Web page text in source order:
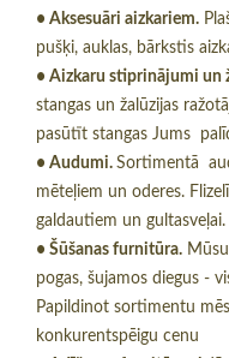
• Aksesuāri aizkariem.
pušķi, auklas, bārkstis
• Aizkaru stiprinājumi un
stangas un žalūzijas
pasūtīt stangas Jums
• Audumi. Sortimentā
mēteļiem un oderes.
galdautiem un gultasveļai.
• Šūšanas furnitūra.
pogas, šujamos diegus -
Papildinot sortimentu
konkurentspēigu cenu